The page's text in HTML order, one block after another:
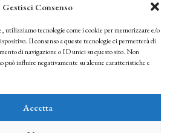
Gestisci Consenso
utilizziamo tecnologie come i cookie per memorizzare e/o
Il consenso a queste tecnologie ci permetterà di
di navigazione o ID unici su questo sito. Non
può influire negativamente su alcune caratteristiche e
Accetta
ISCRIVITI
che le tue informazioni saranno trattate
reserved
dei diritti e dell’Istituto Matteucci